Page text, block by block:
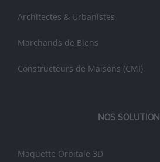
Architectes & Urbanistes
Marchands de Biens
Constructeurs de Maisons (CMI)
NOS
Maquette Orbitale 3D